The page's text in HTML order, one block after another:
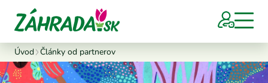
Úvod Články od partnerov